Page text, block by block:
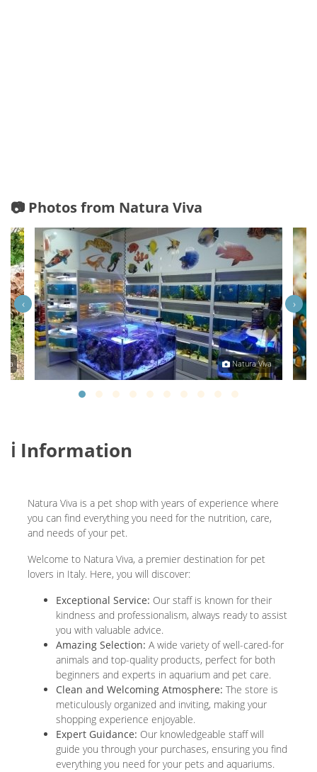
📷 Photos from Natura Viva
Natura Viva
‹ ›
ℹ️ Information
Natura Viva is a pet shop with years of experience where
you can find everything you need for the nutrition, care,
and needs of your pet.
Welcome to Natura Viva, a premier destination for pet
lovers in Italy. Here, you will discover:
Exceptional Service: Our staff is known for their
kindness and professionalism, always ready to assist
you with valuable advice.
Amazing Selection: A wide variety of well-cared-for
animals and top-quality products, perfect for both
beginners and experts in aquarium and pet care.
Clean and Welcoming Atmosphere: The store is
meticulously organized and inviting, making your
shopping experience enjoyable.
Expert Guidance: Our knowledgeable staff will
guide you through your purchases, ensuring you find
everything you need for your pets and aquariums.